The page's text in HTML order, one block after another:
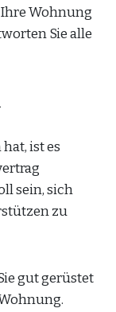
Wohnung
Sie alle
ist es
sein, sich
zu
gut gerüstet